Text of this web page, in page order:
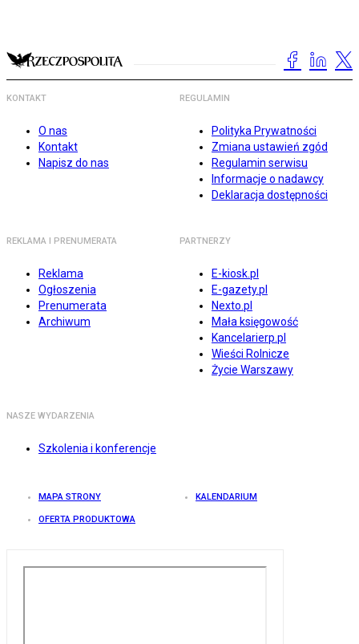
KONTAKT
O nas
Kontakt
Napisz do nas
REGULAMIN
Polityka Prywatności
Zmiana ustawień zgód
Regulamin serwisu
Informacje o nadawcy
Deklaracja dostępności
REKLAMA I PRENUMERATA
Reklama
Ogłoszenia
Prenumerata
Archiwum
PARTNERZY
E-kiosk.pl
E-gazety.pl
Nexto.pl
Mała księgowość
Kancelarierp.pl
Wieści Rolnicze
Życie Warszawy
NASZE WYDARZENIA
Szkolenia i konferencje
MAPA STRONY KALENDARIUM
OFERTA PRODUKTOWA